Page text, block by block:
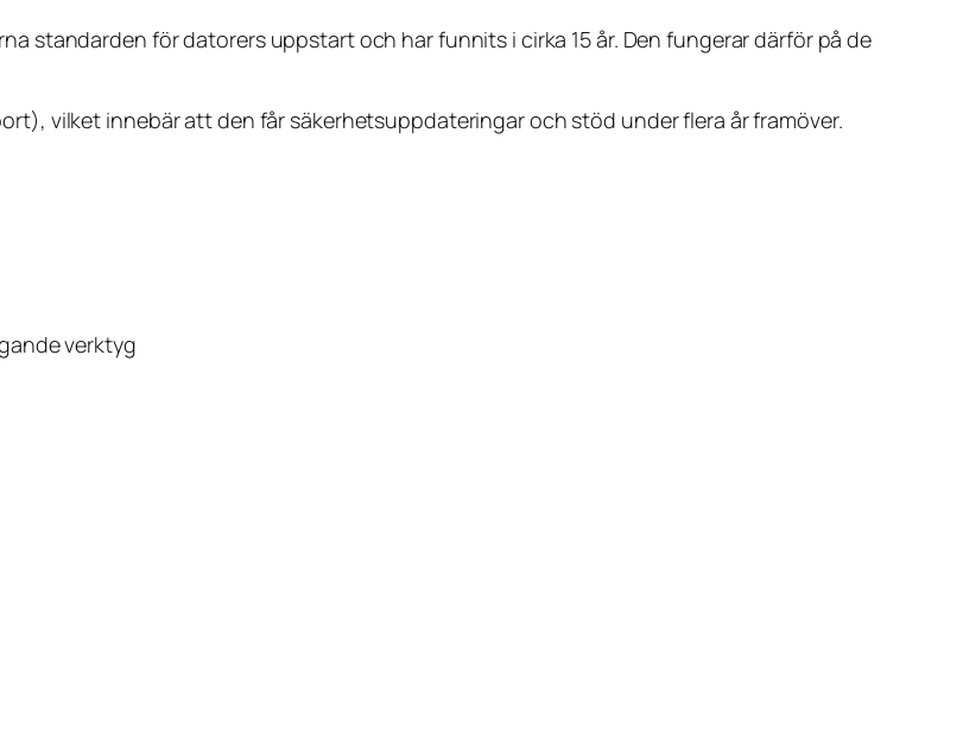
standarden för datorers uppstart och har funnits i cirka 15 år. Den fungerar därför på de
vilket innebär att den får säkerhetsuppdateringar och stöd under flera år framöver.
verktyg